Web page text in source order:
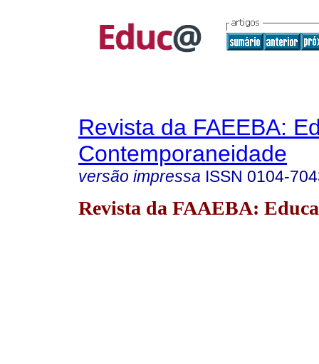
Revista da FAEEBA:
Contemporaneidade
versão impressa ISSN 0104-
Revista da FAAEBA: